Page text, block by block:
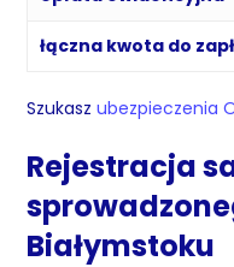
łączna kwota do
Szukaszubezpieczenia
Rejestracja
Białymstoku